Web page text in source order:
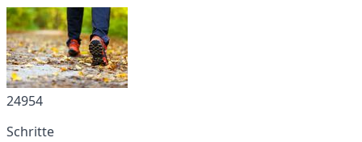
24954
Schritte